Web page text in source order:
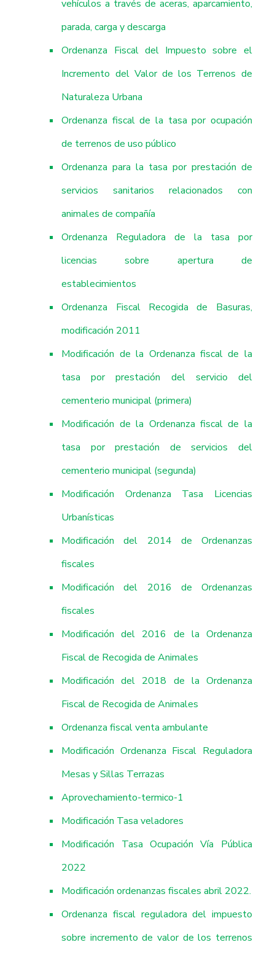
vehículos a través de aceras, aparcamiento,
parada, carga y descarga
Ordenanza Fiscal del Impuesto sobre el
Incremento del Valor de los Terrenos de
Naturaleza Urbana
Ordenanza fiscal de la tasa por ocupación
de terrenos de uso público
Ordenanza para la tasa por prestación de
servicios sanitarios relacionados con
animales de compañía
Ordenanza Reguladora de la tasa por
licencias sobre apertura de
establecimientos
Ordenanza Fiscal Recogida de Basuras,
modificación 2011
Modificación de la Ordenanza fiscal de la
tasa por prestación del servicio del
cementerio municipal (primera)
Modificación de la Ordenanza fiscal de la
tasa por prestación de servicios del
cementerio municipal (segunda)
Modificación Ordenanza Tasa Licencias
Urbanísticas
Modificación del 2014 de Ordenanzas
fiscales
Modificación del 2016 de Ordenanzas
fiscales
Modificación del 2016 de la Ordenanza
Fiscal de Recogida de Animales
Modificación del 2018 de la Ordenanza
Fiscal de Recogida de Animales
Ordenanza fiscal venta ambulante
Modificación Ordenanza Fiscal Reguladora
Mesas y Sillas Terrazas
Aprovechamiento-termico-1
Modificación Tasa veladores
Modificación Tasa Ocupación Vía Pública
2022
Modificación ordenanzas fiscales abril 2022.
Ordenanza fiscal reguladora del impuesto
sobre incremento de valor de los terrenos